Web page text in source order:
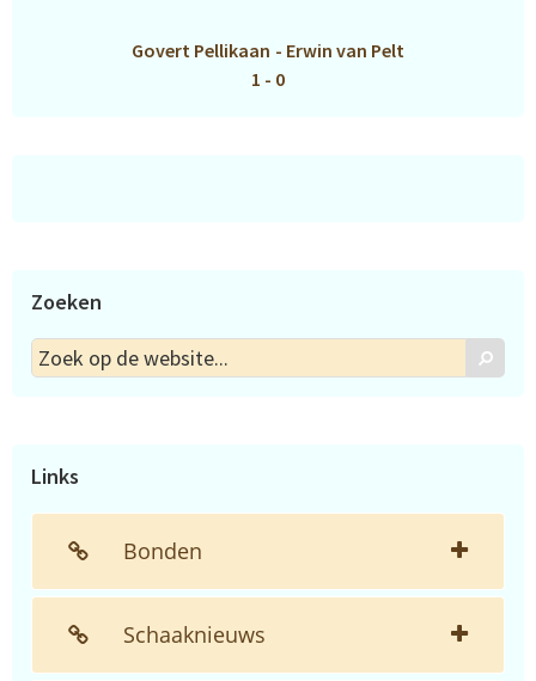
Govert Pellikaan - Erwin van Pelt
1 - 0
Zoeken
Zoek
op
Zoek
Links
Bonden
Schaaknieuws